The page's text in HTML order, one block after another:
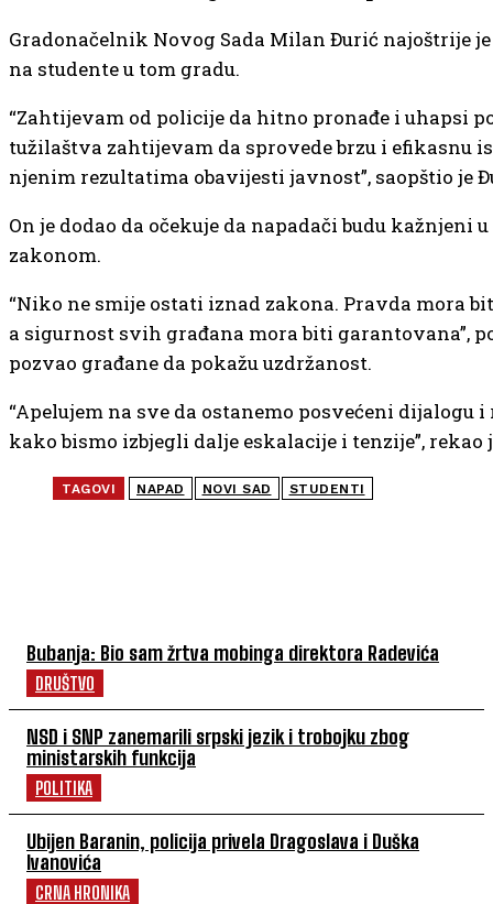
Bubanja: Bio sam žrtva mobinga direktora Radevića
DRUŠTVO
NSD i SNP zanemarili srpski jezik i trobojku zbog
ministarskih funkcija
POLITIKA
Ubijen Baranin, policija privela Dragoslava i Duška
Ivanovića
CRNA HRONIKA
Gradonačelnik Novog Sada Milan Đurić najoštrije
na studente u tom gradu.
“Zahtijevam od policije da hitno pronađe i uhapsi
tužilaštva zahtijevam da sprovede brzu i efikasnu
njenim rezultatima obavijesti javnost”, saopštio je
On je dodao da očekuje da napadači budu kažnjeni
zakonom.
“Niko ne smije ostati iznad zakona. Pravda mora
a sigurnost svih građana mora biti garantovana”,
pozvao građane da pokažu uzdržanost.
“Apelujem na sve da ostanemo posvećeni dijalogu
kako bismo izbjegli dalje eskalacije i tenzije”, rekao
TAGOVI NAPAD NOVI SAD STUDENTI